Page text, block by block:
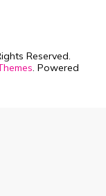
Reserved.
. Powered